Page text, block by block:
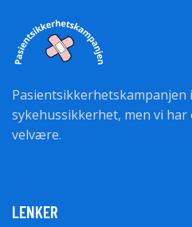
sykehussikkerhet, men vi
velvære.
LENKER